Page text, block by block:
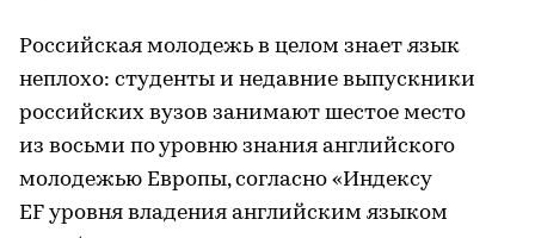
Российская молодежь в целом знает язык
неплохо: студенты и недавние выпускники
российских вузов занимают шестое место
из восьми по уровню знания английского
молодежью Европы, согласно «Индексу
EF уровня владения английским языком